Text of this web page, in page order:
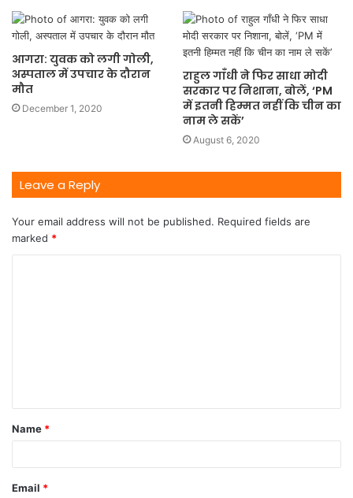
आगरा: युवक को लगी गोली,
अस्पताल में उपचार के दौरान
मौत
December 1, 2020
राहुल गाँधी ने फिर साधा मोदी
सरकार पर निशाना, बोलें, ‘PM
में इतनी हिम्मत नहीं कि चीन का
नाम ले सकें’
August 6, 2020
Leave a Reply
Your email address will not be published. Required fields are
marked *
Name *
Email *